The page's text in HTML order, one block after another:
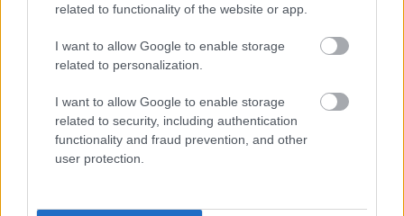
related to functionality of the website or app.
I want to allow Google to enable storage
related to personalization.
I want to allow Google to enable storage
related to security, including authentication
functionality and fraud prevention, and other
user protection.
Még mindig Debrecen környéke: szép festésű
mozdony kopott (megsötétedett festésű) kocsikkal